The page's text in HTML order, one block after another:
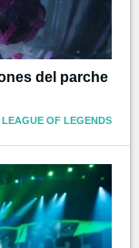
del parche
LEAGUE OF LEGENDS